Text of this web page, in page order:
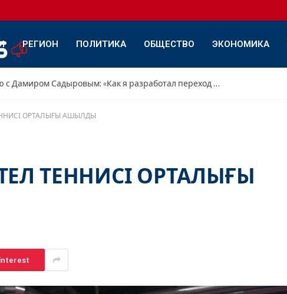
РЕГИОН ПОЛИТИКА ОБЩЕСТВО ЭКОНОМИКА
Интервью с Дамиром Садыровым: «Как я разработал переход с переднего треугольника на обратный»
ОРТАЛЫҒЫ АШЫЛДЫ
ТЕННИСІ ОРТАЛЫҒЫ